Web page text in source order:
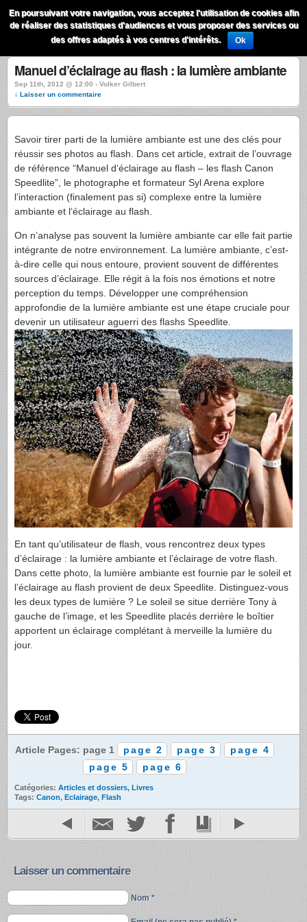
QuestionsPhoto Menu
Manuel d’éclairage au flash : la lumière ambiante
Sep 11th, 2012 @ 12:00 › Volker Gilbert
↓ Laisser un commentaire
Savoir tirer parti de la lumière ambiante est une des clés pour
réussir ses photos au flash. Dans cet article, extrait de l’ouvrage
de référence “Manuel d‘éclairage au flash – les flash Canon
Speedlite”, le photographe et formateur Syl Arena explore
l’interaction (finalement pas si) complexe entre la lumière
ambiante et l‘éclairage au flash.
On n’analyse pas souvent la lumière ambiante car elle fait partie
intégrante de notre environnement. La lumière ambiante, c’est-
à-dire celle qui nous entoure, provient souvent de différentes
sources d’éclairage. Elle régit à la fois nos émotions et notre
perception du temps. Développer une compréhension
approfondie de la lumière ambiante est une étape cruciale pour
devenir un utilisateur aguerri des flashs Speedlite.
En tant qu’utilisateur de flash, vous rencontrez deux types
d’éclairage : la lumière ambiante et l’éclairage de votre flash.
Dans cette photo, la lumière ambiante est fournie par le soleil et
l’éclairage au flash provient de deux Speedlite. Distinguez-vous
les deux types de lumière ? Le soleil se situe derrière Tony à
gauche de l’image, et les Speedlite placés derrière le boîtier
apportent un éclairage complétant à merveille la lumière du
jour.
Article Pages: page 1 page 2 page 3
page 4
page 5
page 6
Catégories: Articles et dossiers, Livres
Tags: Canon, Eclairage, Flash
Laisser un commentaire
Nom *
En poursuivant votre navigation, vous acceptez l'utilisation de cookies afin
de réaliser des statistiques d'audiences et vous proposer des services ou
des offres adaptés à vos centres d'intérêts.
Ok